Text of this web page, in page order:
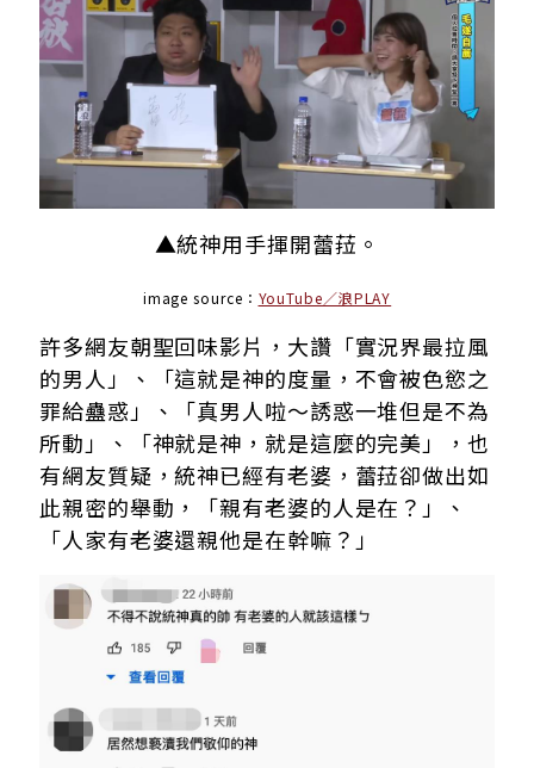
▲統神用手揮開蕾菈。
image source： YouTube／浪PLAY
許多網友朝聖回味影片，大讚「實況界最拉風
的男人」、「這就是神的度量，不會被色慾之
罪給蠱惑」、「真男人啦～誘惑一堆但是不為
所動」、「神就是神，就是這麼的完美」，也
有網友質疑，統神已經有老婆，蕾菈卻做出如
此親密的舉動，「親有老婆的人是在？」、
「人家有老婆還親他是在幹嘛？」